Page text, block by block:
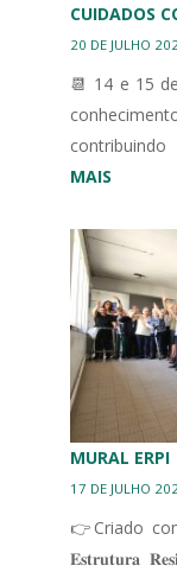
CUIDADOS
20 DE JULHO
📆 14 e 15
MAIS:
IBÉRICO
EM
DE
MURAL ERPI
17 DE JULHO
👉Criado
𝐄𝐬𝐭𝐫𝐮𝐭𝐮𝐫𝐚